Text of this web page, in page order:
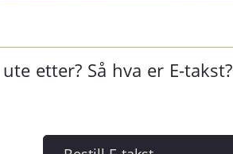
etter? Så hva er E-takst?